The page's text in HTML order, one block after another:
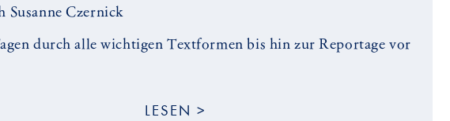
Susanne Czernick
durch alle wichtigen Textformen bis hin zur Reportage vor
LESEN >